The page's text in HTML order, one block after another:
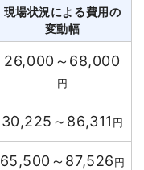
現場状況による費用の
変動幅
26,000～68,000
円
30,225～86,311 円
65,500～87,526円